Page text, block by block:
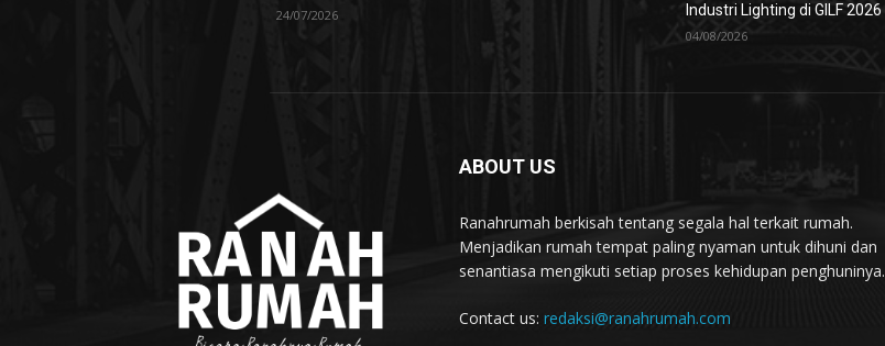
24/07/2026
Industri Lighting di GILF 2026
04/08/2026
ABOUT US
Ranahrumah berkisah tentang segala hal terkait rumah.
Menjadikan rumah tempat paling nyaman untuk dihuni dan
senantiasa mengikuti setiap proses kehidupan penghuninya.
Contact us: redaksi@ranahrumah.com